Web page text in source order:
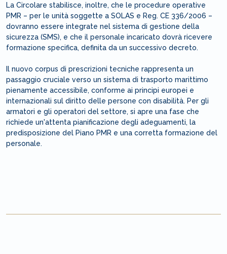
La Circolare stabilisce, inoltre, che le procedure operative
PMR – per le unità soggette a SOLAS e Reg. CE 336/2006 –
dovranno essere integrate nel sistema di gestione della
sicurezza (SMS), e che il personale incaricato dovrà ricevere
formazione specifica, definita da un successivo decreto.
Il nuovo corpus di prescrizioni tecniche rappresenta un
passaggio cruciale verso un sistema di trasporto marittimo
pienamente accessibile, conforme ai principi europei e
internazionali sul diritto delle persone con disabilità. Per gli
armatori e gli operatori del settore, si apre una fase che
richiede un'attenta pianificazione degli adeguamenti, la
predisposizione del Piano PMR e una corretta formazione del
personale.